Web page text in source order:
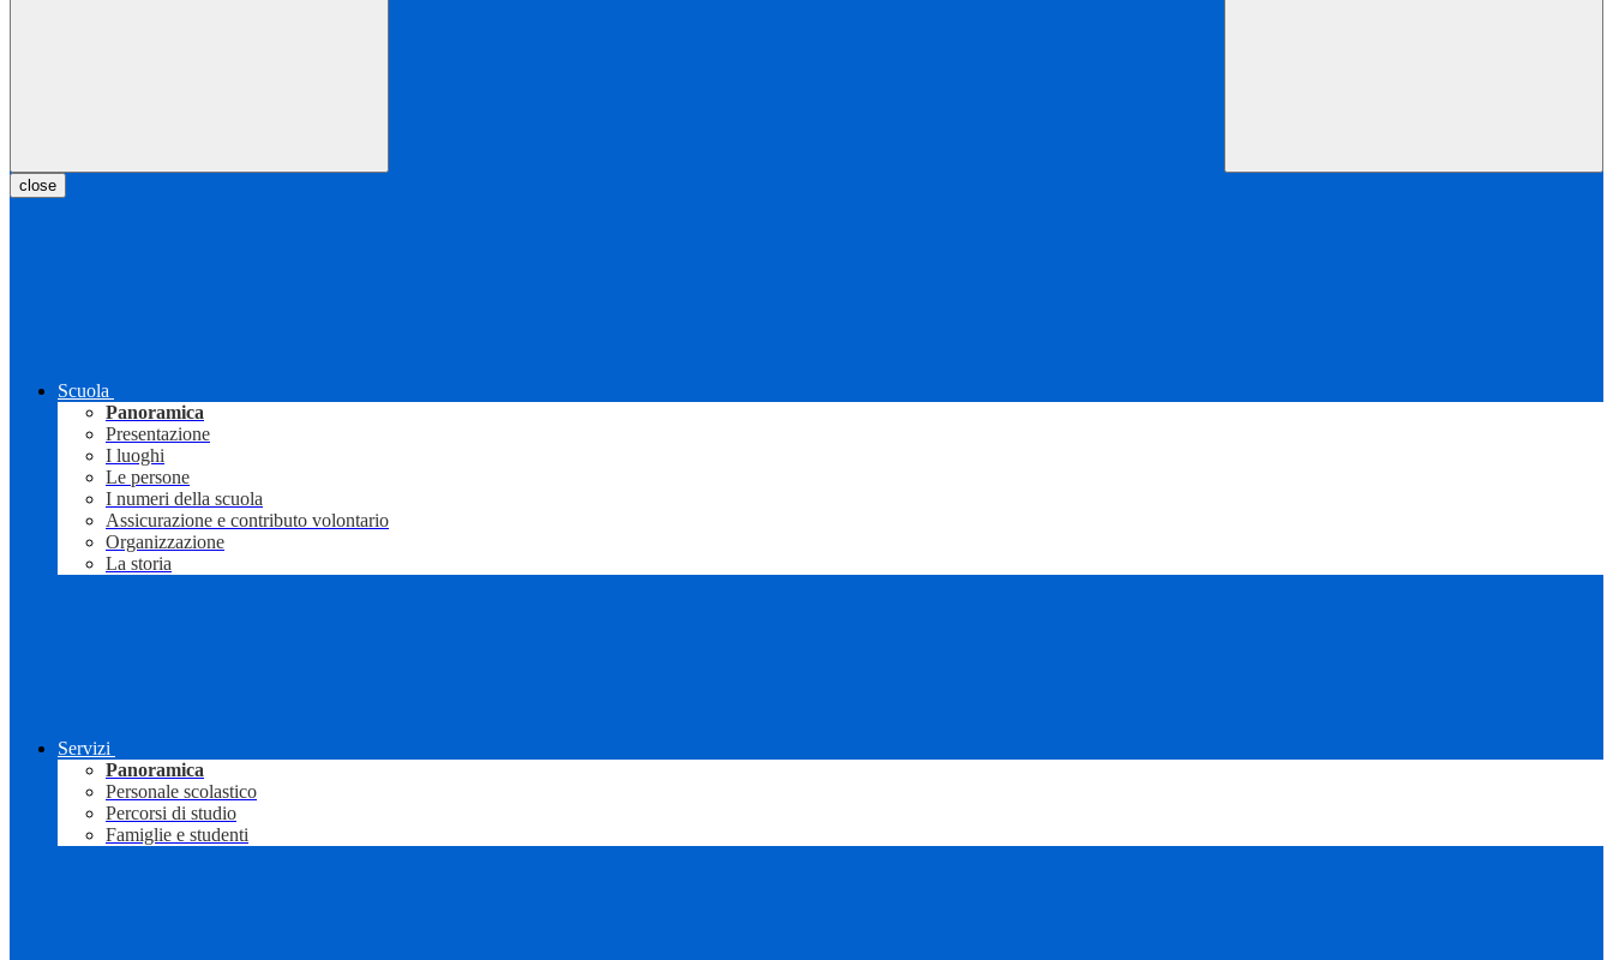
close
Scuola
Panoramica
Presentazione
I luoghi
Le persone
I numeri della scuola
Assicurazione e contributo volontario
Organizzazione
La storia
Servizi
Panoramica
Personale scolastico
Percorsi di studio
Famiglie e studenti